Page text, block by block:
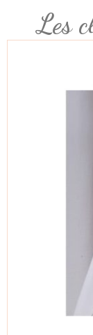
Les